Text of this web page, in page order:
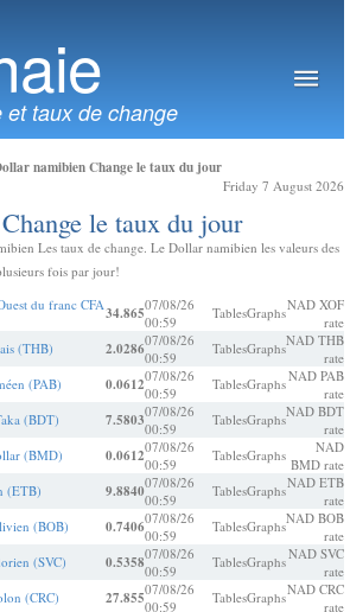
et taux de change
namibien Change le taux du jour
Friday 7 August 2026
le taux du jour
Les taux de change. Le Dollar namibien les valeurs des
fois par jour!
du franc CFA34.86507/08/26
00:59
TablesGraphsNAD XOF
rate
(THB) 2.028607/08/26
00:59
TablesGraphsNAD THB
rate
(PAB) 0.061207/08/26
00:59
TablesGraphsNAD PAB
rate
(BDT) 7.580307/08/26
00:59
TablesGraphsNAD BDT
rate
(BMD) 0.061207/08/26
00:59
TablesGraphs
NAD
BMD rate
(ETB) 9.884007/08/26
00:59
TablesGraphsNAD ETB
rate
(BOB) 0.740607/08/26
00:59
TablesGraphsNAD BOB
rate
(SVC) 0.535807/08/26
00:59
TablesGraphsNAD SVC
rate
(CRC) 27.85507/08/26
00:59
TablesGraphsNAD CRC
rate